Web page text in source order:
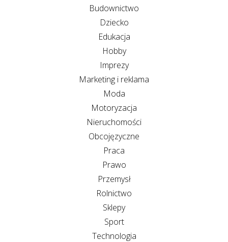
Budownictwo
Dziecko
Edukacja
Hobby
Imprezy
Marketing i reklama
Moda
Motoryzacja
Nieruchomości
Obcojęzyczne
Praca
Prawo
Przemysł
Rolnictwo
Sklepy
Sport
Technologia